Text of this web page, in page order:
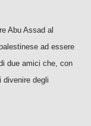
Abu Assad al
ad essere
due amici che, con
divenire degli